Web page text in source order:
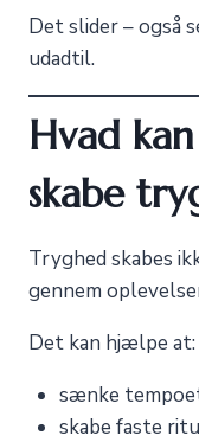
Det slider – også
udadtil.
Hvad
skabe
Tryghed skabes
gennem
Det kan hjælpe at:
sænke
skabe faste